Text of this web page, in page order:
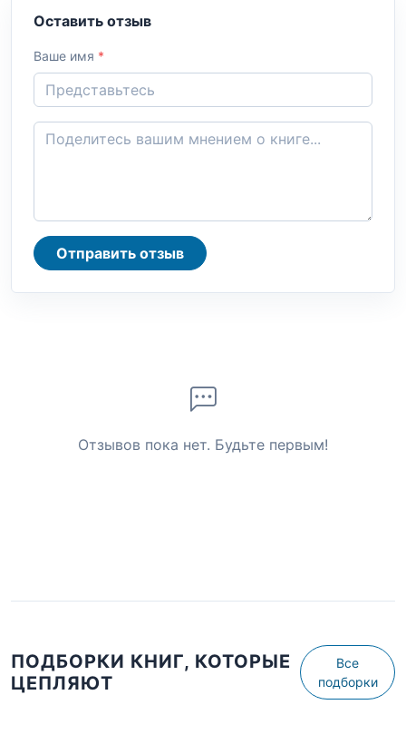
Оставить отзыв
Ваше имя *
Отправить отзыв
Отзывов пока нет. Будьте первым!
ПОДБОРКИ КНИГ, КОТОРЫЕ
ЦЕПЛЯЮТ
Все
подборки